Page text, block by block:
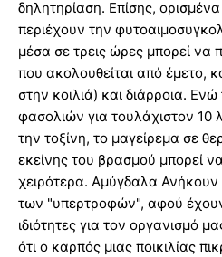
δηλητηρίαση. Επίσης,
περιέχουν την
μέσα σε τρεις ώρες μπορεί να
που ακολουθείται από έμετο,
στην κοιλιά) και διάρροια.
φασολιών για τουλάχιστον 10
την τοξίνη, το μαγείρεμα σε
εκείνης του βρασμού μπορεί
χειρότερα. Αμύγδαλα Ανήκουν
των "υπερτροφών", αφού
ιδιότητες για τον οργανισμό
ότι ο καρπός μιας ποικιλίας